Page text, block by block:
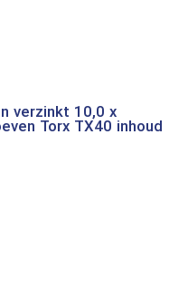
verzinkt 10,0 x
Torx TX40 inhoud